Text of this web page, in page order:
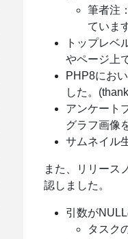
筆者注
ていま
トップレベ
やページ上
PHP8にお
した。
アンケート
グラフ画像
サムネイル
また、リリース
認しました。
引数が
タスク